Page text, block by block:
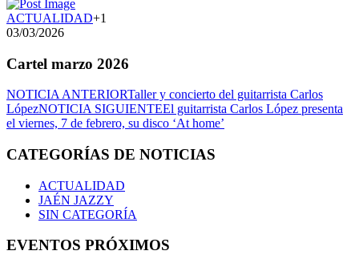
ACTUALIDAD+1
03/03/2026
Cartel marzo 2026
NOTICIA ANTERIORTaller y concierto del guitarrista Carlos
LópezNOTICIA SIGUIENTEEl guitarrista Carlos López presenta
el viernes, 7 de febrero, su disco ‘At home’
CATEGORÍAS DE NOTICIAS
ACTUALIDAD
JAÉN JAZZY
SIN CATEGORÍA
EVENTOS PRÓXIMOS